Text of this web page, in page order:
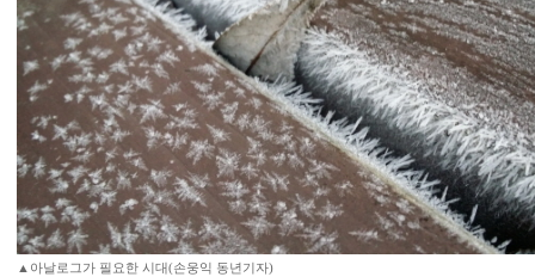
▲아날로그가 필요한 시대(손웅익 동년기자)